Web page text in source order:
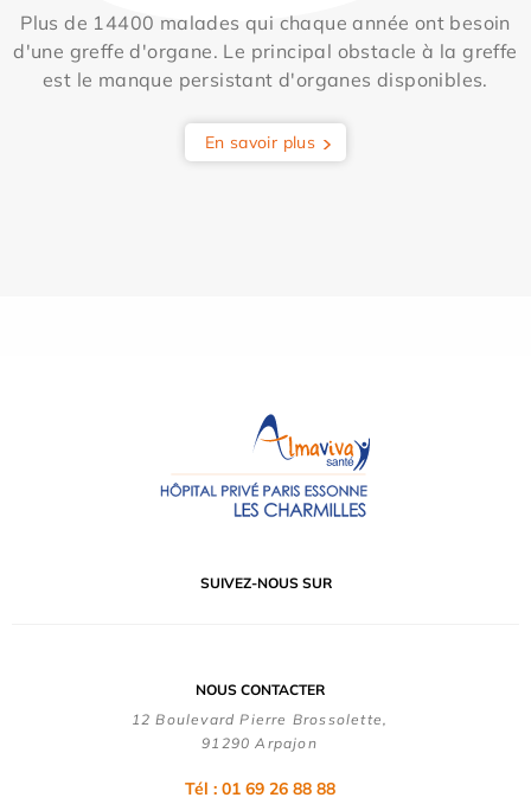
Plus de 14400 malades qui chaque année ont besoin
d'une greffe d'organe. Le principal obstacle à la greffe
est le manque persistant d'organes disponibles.
En savoir plus
SUIVEZ-NOUS SUR
NOUS CONTACTER
12 Boulevard Pierre Brossolette,
91290 Arpajon
Tél : 01 69 26 88 88